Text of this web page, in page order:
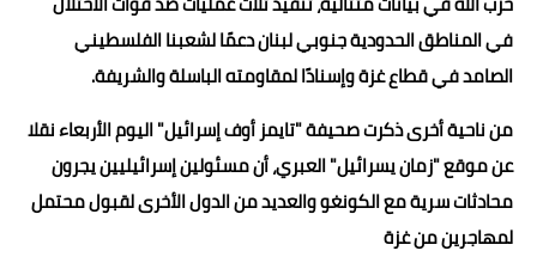
في المناطق الحدودية جنوبي لبنان دعمًا لشعبنا الفلسطيني
الصامد في قطاع غزة وإسنادًا لمقاومته الباسلة ‏والشريفة.
من ناحية أخرى ذكرت صحيفة "تايمز أوف إسرائيل" اليوم الأربعاء نقلا
عن موقع "زمان يسرائيل" العبري، أن مسئولين إسرائيليين يجرون
محادثات سرية مع الكونغو والعديد من الدول الأخرى لقبول محتمل
لمهاجرين من غزة